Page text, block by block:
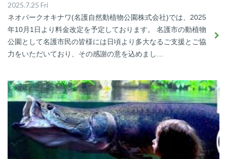
2025.7.25 Fri
ネオパークオキナワ(名護自然動植物公園株式会社)では、2025
年10月1日より料金改定を予定しております。 名護市の動植物
公園として名護市民の皆様には日頃より多大なるご支援とご協
力をいただいており、その感謝の意を込めまし…